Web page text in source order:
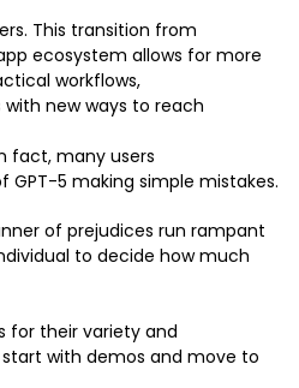
This transition from
ecosystem allows for more
workflows,
new ways to reach
fact, many users
GPT-5 making simple mistakes.
of prejudices run rampant
to decide how much
for their variety and
with demos and move to